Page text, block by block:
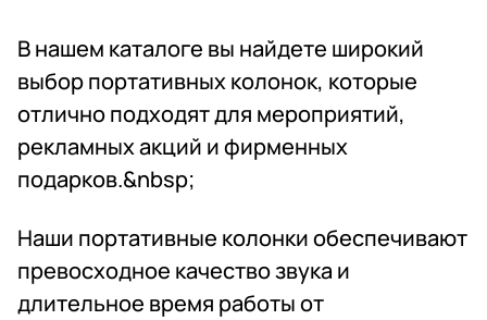
В нашем каталоге вы найдете широкий
выбор портативных колонок, которые
отлично подходят для мероприятий,
рекламных акций и фирменных
подарков.&nbsp;
Наши портативные колонки обеспечивают
превосходное качество звука и
длительное время работы от